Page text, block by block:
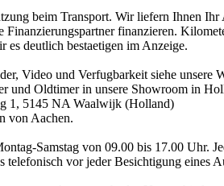
beim Transport. Wir liefern Ihnen
Finanzierungspartner finanzieren.
es deutlich bestaetigen im Anzeige.
Video und Verfugbarkeit siehe unsere
und Oldtimer in unsere Showroom in
1, 5145 NA Waalwijk (Holland)
von Aachen.
Samstag von 09.00 bis 17.00 Uhr.
telefonisch vor jeder Besichtigung eines